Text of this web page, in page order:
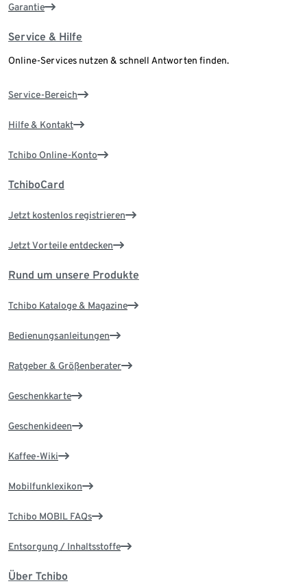
Garantie
Service & Hilfe
Online-Services nutzen & schnell Antworten finden.
Service-Bereich
Hilfe & Kontakt
Tchibo Online-Konto
TchiboCard
Jetzt kostenlos registrieren
Jetzt Vorteile entdecken
Rund um unsere Produkte
Tchibo Kataloge & Magazine
Bedienungsanleitungen
Ratgeber & Größenberater
Geschenkkarte
Geschenkideen
Kaffee-Wiki
Mobilfunklexikon
Tchibo MOBIL FAQs
Entsorgung / Inhaltsstoffe
Über Tchibo